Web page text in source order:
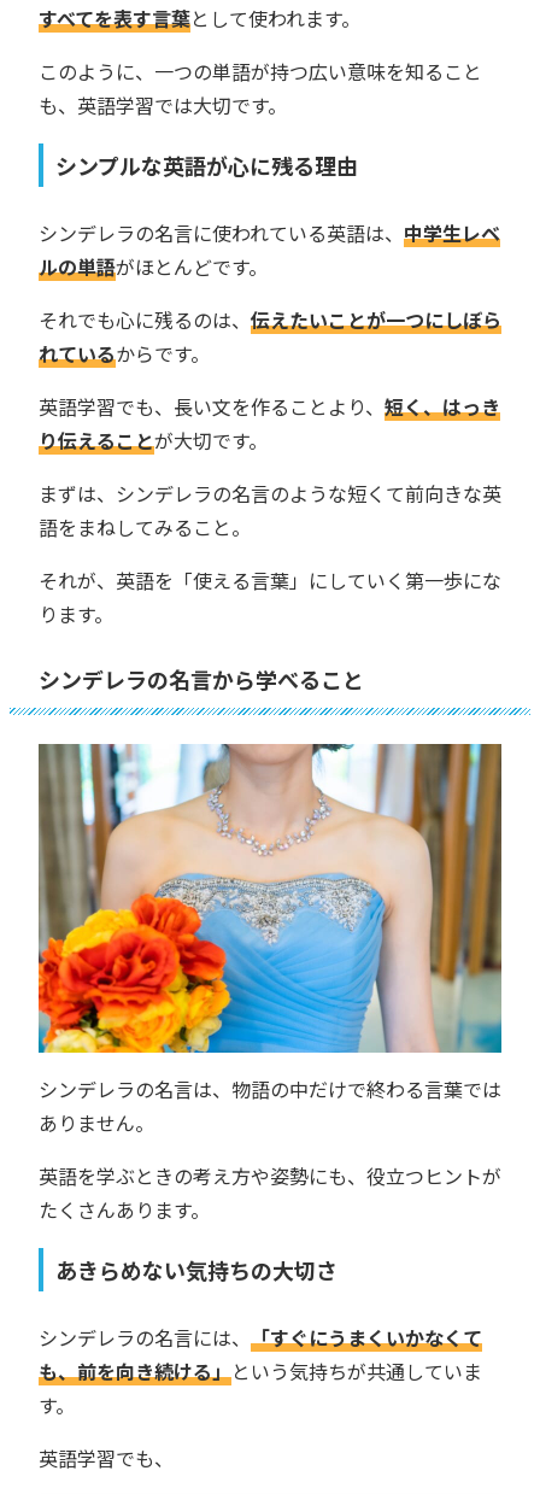
すべてを表す言葉として使われます。
このように、一つの単語が持つ広い意味を知ること
も、英語学習では大切です。
シンプルな英語が心に残る理由
シンデレラの名言に使われている英語は、 中学生レベ
ルの単語がほとんどです。
それでも心に残るのは、 伝えたいことが一つにしぼら
れているからです。
英語学習でも、長い文を作ることより、 短く、はっき
り伝えることが大切です。
まずは、シンデレラの名言のような短くて前向きな英
語をまねしてみること。
それが、英語を「使える言葉」にしていく第一歩にな
ります。
シンデレラの名言から学べること
シンデレラの名言は、物語の中だけで終わる言葉では
ありません。
英語を学ぶときの考え方や姿勢にも、役立つヒントが
たくさんあります。
あきらめない気持ちの大切さ
シンデレラの名言には、 「すぐにうまくいかなくて
も、前を向き続ける」という気持ちが共通していま
す。
英語学習でも、